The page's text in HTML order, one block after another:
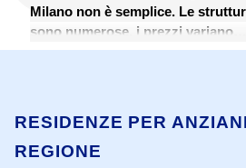
Milano non è semplice. Le
sono numerose, i prezzi variano
molto e il percorso burocratico
RSA di Milano: cosa sono, quanto
costano, come si accede e quali
RESIDENZE PER
REGIONE